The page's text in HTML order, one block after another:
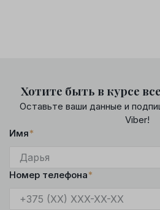
Хотите быть в курсе
Оставьте ваши данные и
Viber!
Имя*
Номер телефона*